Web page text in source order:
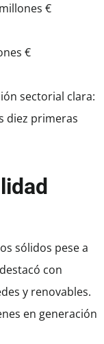
€
€
sectorial clara:
diez primeras
sólidos pese a
con
y renovables.
en generación